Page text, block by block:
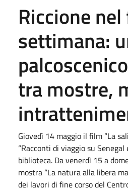
Riccione
settimana:
tra mostre,
Giovedì 14 maggio il film “La
“Racconti di viaggio su
biblioteca. Da venerdì 15 a
mostra “La natura alla libera
dei lavori di fine corso del